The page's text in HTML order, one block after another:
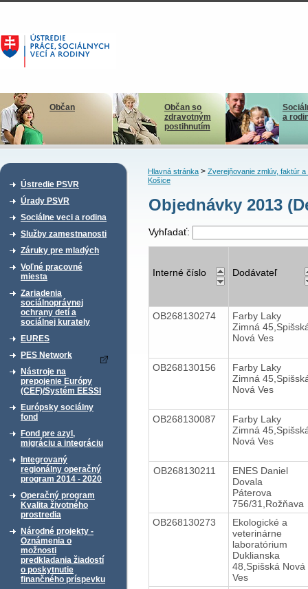
Občan
Občan so
zdravotným
postihnutím
a
Ústredie PSVR
Úrady PSVR
Sociálne veci a rodina
Služby zamestnanosti
Záruky pre mladých
Voľné pracovné
miesta
Zariadenia
sociálnoprávnej
ochrany detí a
sociálnej kurately
EURES
PES Network
Nástroje na
prepojenie Európy
(CEF)/Systém EESSI
Európsky sociálny
fond
Fond pre azyl,
migráciu a integráciu
Integrovaný
regionálny operačný
program 2014 - 2020
Operačný program
Kvalita životného
prostredia
Národné projekty -
Oznámenia o
možnosti
predkladania žiadostí
o poskytnutie
finančného príspevku
Hlavná stránka> Zverejňovanie zmlúv, faktúr a
Košice
Objednávky 2013
Vyhľadať:
Interné číslo Dodávateľ
OB268130274
Farby Laky
Zimná
Nová Ves
OB268130156
Farby Laky
Zimná
Nová Ves
OB268130087
Farby Laky
Zimná
Nová Ves
OB268130211
ENES Daniel
Dovala
Páterova
756/31,Rožňava
OB268130273
Ekologické a
veterinárne
laboratórium
Duklianska
48,Spišská Nová
Ves